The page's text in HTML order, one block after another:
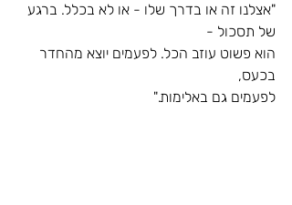
"אצלנו זה או בדרך שלו - או לא בכלל. ברגע
של תסכול -
הוא פשוט עוזב הכל. לפעמים יוצא מהחדר
בכעס,
לפעמים גם באלימות."